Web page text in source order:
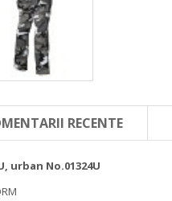
RECENTE
urban No.01324U